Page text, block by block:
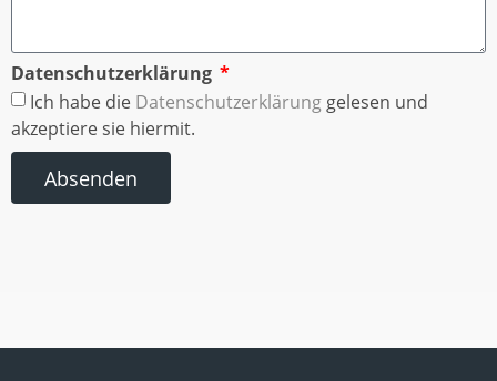
Datenschutzerklärung
Ich habe die Datenschutzerklärung gelesen und
akzeptiere sie hiermit.
Absenden